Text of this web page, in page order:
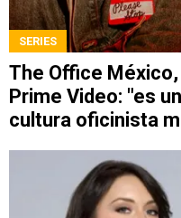
SERIES
The Office
Prime Video: "es
cultura oficinista